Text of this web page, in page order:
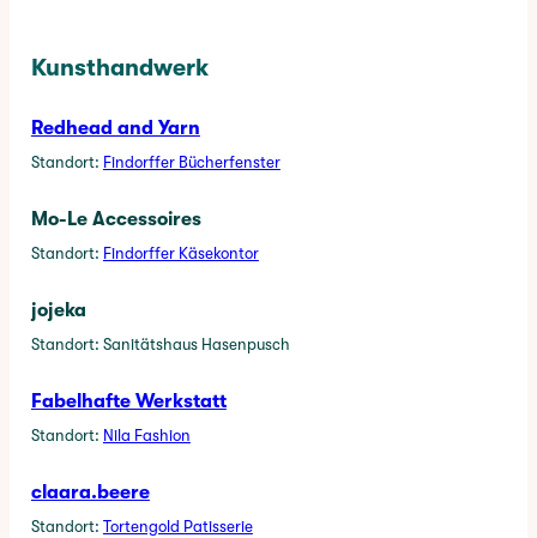
Kunsthandwerk
Redhead and Yarn
Standort: Findorffer Bücherfenster
Mo-Le Accessoires
Standort: Findorffer Käsekontor
jojeka
Standort: Sanitätshaus Hasenpusch
Fabelhafte Werkstatt
Standort: Nila Fashion
claara.beere
Standort: Tortengold Patisserie